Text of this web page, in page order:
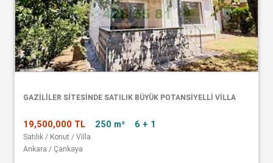
GAZİLİLER SİTESİNDE SATILIK BÜYÜK POTANSİYELLİ VİLLA
19,500,000 TL 250 m² 6 + 1
Satılık / Konut / Villa
Ankara / Çankaya